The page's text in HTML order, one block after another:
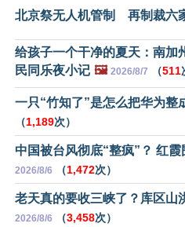
北京祭无人机管制 再制裁六
给孩子一个干净的夏天：南加
民同乐夜小记 🖼️ 2026/8/7 （511
一只“竹知了”是怎么把华为整
（1,189次）
中国被台风彻底“整疯”？ 红
2026/8/6 （1,472次）
老天真的要收三峡了？库区山
2026/8/6 （3,458次）